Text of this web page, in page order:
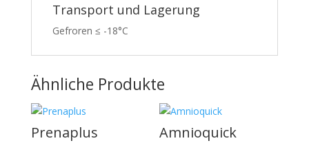
Transport und Lagerung
Gefroren ≤ -18°C
Ähnliche Produkte
Prenaplus Amnioquick